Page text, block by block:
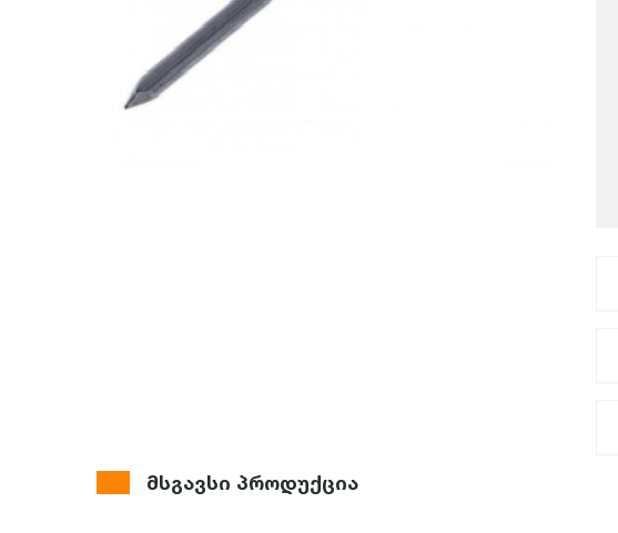
მსგავსი პროდუქცია